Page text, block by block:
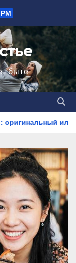
быте
аналог, резина